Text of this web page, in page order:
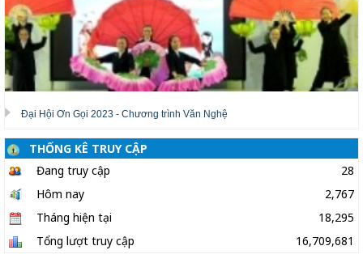
Đại Hội Ơn Gọi 2023 - Chương trình Văn Nghệ
THỐNG KÊ TRUY CẬP
Đang truy cập
28
Hôm nay
2,767
Tháng hiện tại
18,295
Tổng lượt truy cập
16,709,681